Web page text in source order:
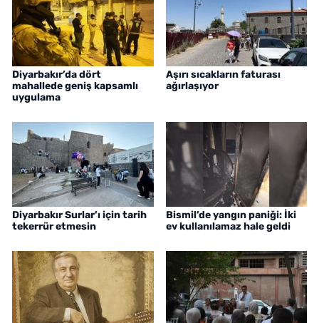
Diyarbakır’da dört
mahallede geniş kapsamlı
uygulama
Aşırı sıcakların faturası
ağırlaşıyor
Diyarbakır Surlar’ı için tarih
tekerrür etmesin
Bismil’de yangın paniği: İki
ev kullanılamaz hale geldi